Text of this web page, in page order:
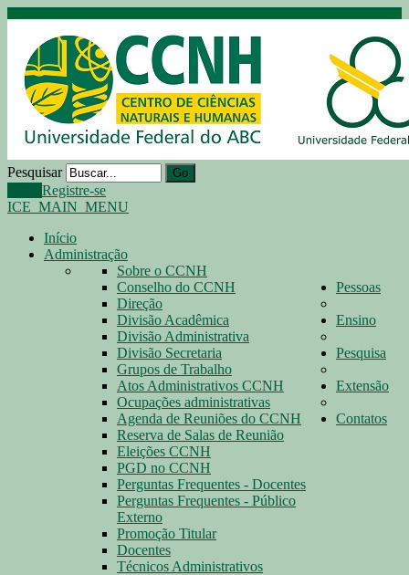
Pesquisar Go
Registre-se
ICE_MAIN_MENU
Início
Administração
Sobre o CCNH
Conselho do CCNH
Direção
Divisão Acadêmica
Divisão Administrativa
Divisão Secretaria
Grupos de Trabalho
Atos Administrativos CCNH
Ocupações administrativas
Agenda de Reuniões do CCNH
Reserva de Salas de Reunião
Eleições CCNH
PGD no CCNH
Perguntas Frequentes - Docentes
Perguntas Frequentes - Público
Externo
Promoção Titular
Pessoas
Docentes
Técnicos Administrativos
Ensino
Pesquisa
Extensão
Contatos